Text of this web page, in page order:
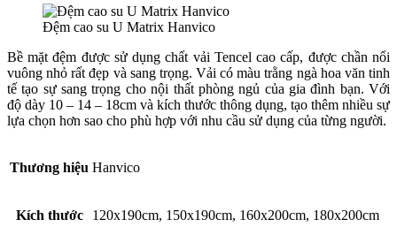
Đệm cao su U Matrix Hanvico
Bề mặt đệm được sử dụng chất vải Tencel cao cấp, được chần nổi
vuông nhỏ rất đẹp và sang trọng. Vải có màu trằng ngà hoa văn tinh
tế tạo sự sang trọng cho nội thất phòng ngủ của gia đình bạn. Với
độ dày 10 – 14 – 18cm và kích thước thông dụng, tạo thêm nhiều sự
lựa chọn hơn sao cho phù hợp với nhu cầu sử dụng của từng người.
Thương hiệu Hanvico
Kích thước 120x190cm, 150x190cm, 160x200cm, 180x200cm